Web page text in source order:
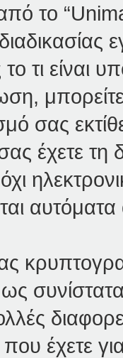
το
τι είναι
σας
έχετε τη
που έχετε